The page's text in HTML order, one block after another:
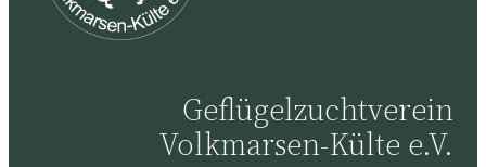
Geflügelzuchtverein
Volkmarsen-Külte e.V.